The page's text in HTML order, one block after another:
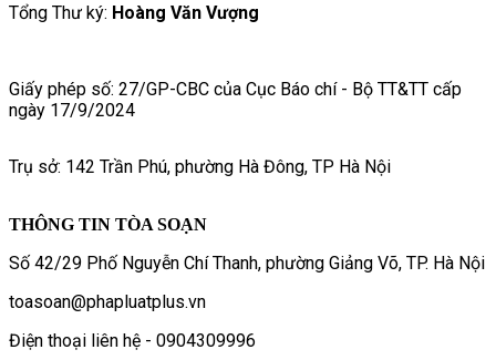
Tổng Thư ký: Hoàng Văn Vượng
Giấy phép số: 27/GP-CBC của Cục Báo chí - Bộ TT&TT cấp
ngày 17/9/2024
Trụ sở: 142 Trần Phú, phường Hà Đông, TP Hà Nội
THÔNG TIN TÒA SOẠN
Số 42/29 Phố Nguyễn Chí Thanh, phường Giảng Võ, TP. Hà Nội
toasoan@phapluatplus.vn
Điện thoại liên hệ - 0904309996